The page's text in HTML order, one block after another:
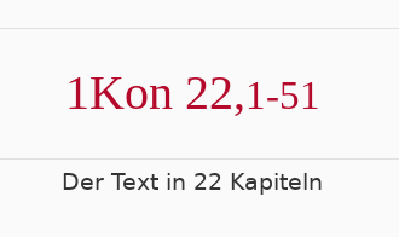
1Kon 22,1-51
Der Text in 22 Kapiteln